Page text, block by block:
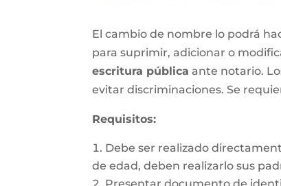
El cambio de nombre lo podrá
para suprimir, adicionar o
escritura pública ante notario.
evitar discriminaciones. Se
Requisitos:
Debe ser realizado
de edad, deben realizarlo sus